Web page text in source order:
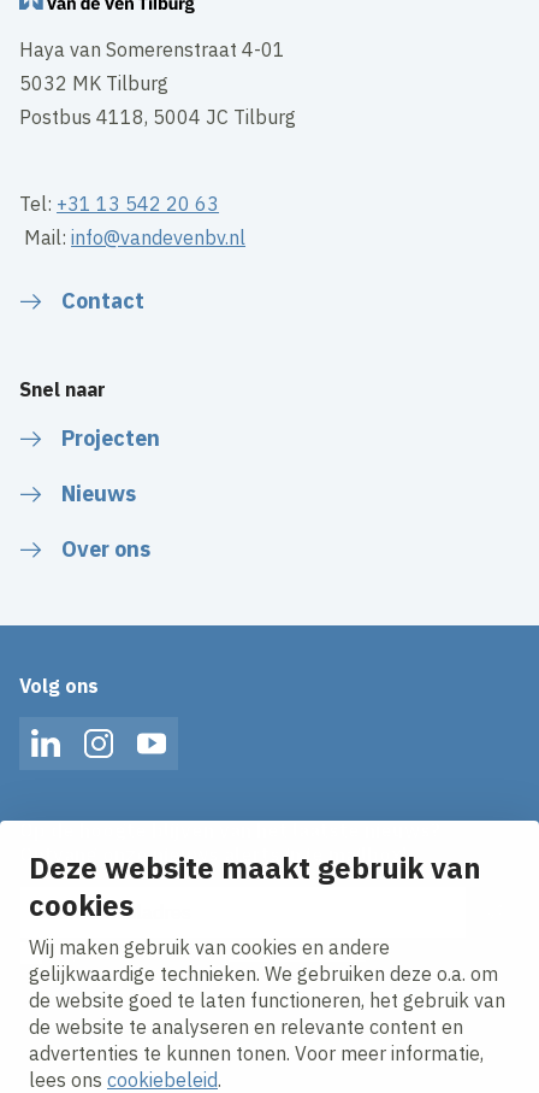
Deze website maakt gebruik van
cookies
Wij maken gebruik van cookies en andere
gelijkwaardige technieken. We gebruiken deze o.a. om
de website goed te laten functioneren, het gebruik van
de website te analyseren en relevante content en
advertenties te kunnen tonen. Voor meer informatie,
lees ons cookiebeleid.
Haya van Somerenstraat 4-01
5032 MK Tilburg
Postbus 4118, 5004 JC Tilburg
Tel: +31 13 542 20 63
Mail:info@vandevenbv.nl
Contact
Snel naar
Projecten
Nieuws
Over ons
Volg ons
LinkedInInstagramYouTube
Ontvang onze nieuws alerts in je mailbox!
E-mailadres
Ik ga akkoord met hetprivacy statement.